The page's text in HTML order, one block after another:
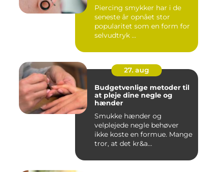
Piercing smykker har i de
seneste år opnået stor
popularitet som en form for
selvudtryk ...
27. aug
Budgetvenlige metoder til
at pleje dine negle og
hænder
Smukke hænder og
velplejede negle behøver
ikke koste en formue. Mange
tror, at det kr&a...